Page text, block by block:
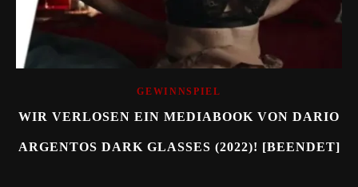
GEWINNSPIEL
WIR VERLOSEN EIN MEDIABOOK VON DARIO
ARGENTOS DARK GLASSES (2022)! [BEENDET]